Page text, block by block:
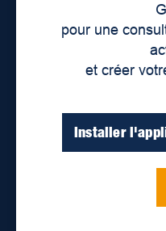
pour une
et créer
Installer
Lieux de distribution